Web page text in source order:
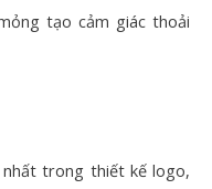
tạo cảm giác thoải
trong thiết kế logo,